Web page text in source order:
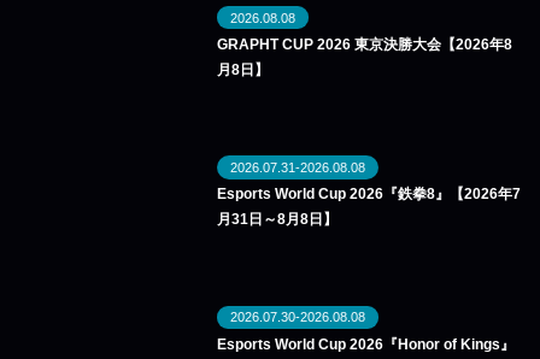
2026.08.08
GRAPHT CUP 2026 東京決勝大会【2026年8
月8日】
2026.07.31-2026.08.08
Esports World Cup 2026『鉄拳8』【2026年7
月31日～8月8日】
2026.07.30-2026.08.08
Esports World Cup 2026『Honor of Kings』